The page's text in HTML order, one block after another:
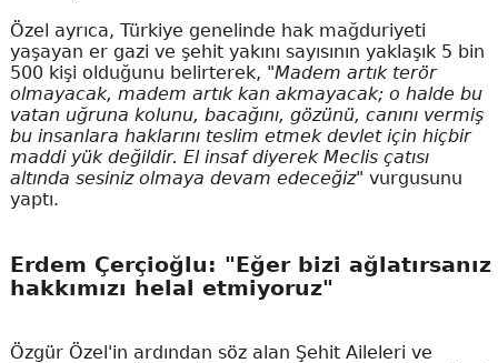
Özel ayrıca, Türkiye genelinde hak mağduriyeti
yaşayan er gazi ve şehit yakını sayısının yaklaşık 5 bin
500 kişi olduğunu belirterek, "Madem artık terör
olmayacak, madem artık kan akmayacak; o halde bu
vatan uğruna kolunu, bacağını, gözünü, canını vermiş
bu insanlara haklarını teslim etmek devlet için hiçbir
maddi yük değildir. El insaf diyerek Meclis çatısı
altında sesiniz olmaya devam edeceğiz" vurgusunu
yaptı.
Erdem Çerçioğlu: "Eğer bizi ağlatırsanız
hakkımızı helal etmiyoruz"
Özgür Özel'in ardından söz alan Şehit Aileleri ve